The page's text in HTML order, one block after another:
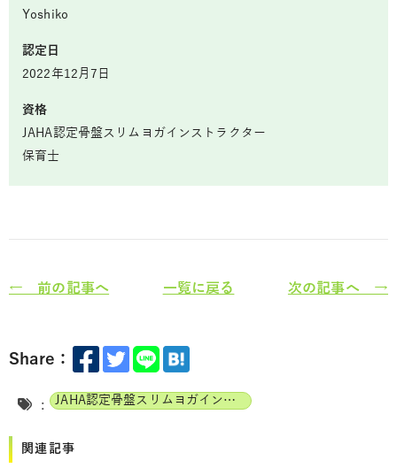
Yoshiko
認定日
2022年12月7日
資格
JAHA認定骨盤スリムヨガインストラクター
保育士
← 前の記事へ 一覧に戻る 次の記事へ →
Share：
: JAHA認定骨盤スリムヨガインストラクター
関連記事